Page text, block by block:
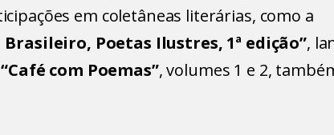
em coletâneas literárias, como a
Poetas Ilustres, 1ª edição”,
“Café com Poemas”, volumes 1 e 2,